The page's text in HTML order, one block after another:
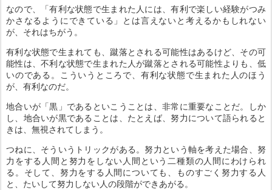
なので、「有利な状態で生まれた人には、有利で楽しい経験がつみ
かさなるようにできている」とは言えないと考えるかもしれない
が、それはちがう。
有利な状態で生まれても、蹴落とされる可能性はあるけど、その可
能性は、不利な状態で生まれた人が蹴落とされる可能性よりも、低
いのである。こういうところで、有利な状態で生まれた人のほう
が、有利なのだ。
地合いが「黒」であるといこうことは、非常に重要なことだ。しか
し、地合いが黒であることは、たとえば、努力について語られると
きは、無視されてしまう。
つねに、そういうトリックがある。努力という軸を考えた場合、努
力をする人間と努力をしない人間という二種類の人間にわけられ
る。そして、努力をする人間についても、ものすごく努力する人
と、たいして努力しない人の段階ができあがる。